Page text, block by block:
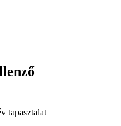
tapasztalat